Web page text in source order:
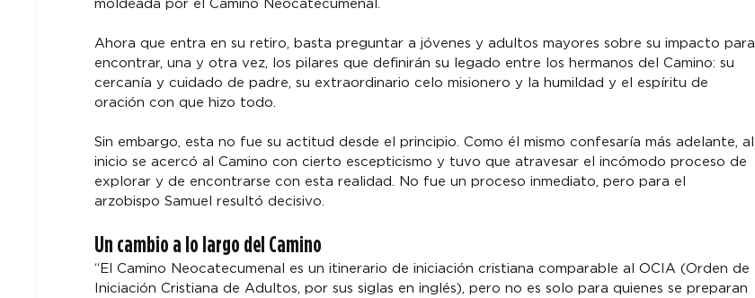
moldeada por el Camino Neocatecumenal.
Ahora que entra en su retiro, basta preguntar a jóvenes y adultos mayores sobre su impacto para
encontrar, una y otra vez, los pilares que definirán su legado entre los hermanos del Camino: su
cercanía y cuidado de padre, su extraordinario celo misionero y la humildad y el espíritu de
oración con que hizo todo.
Sin embargo, esta no fue su actitud desde el principio. Como él mismo confesaría más adelante, al
inicio se acercó al Camino con cierto escepticismo y tuvo que atravesar el incómodo proceso de
explorar y de encontrarse con esta realidad. No fue un proceso inmediato, pero para el
arzobispo Samuel resultó decisivo.
Un cambio a lo largo del Camino
“El Camino Neocatecumenal es un itinerario de iniciación cristiana comparable al OCIA (Orden de
Iniciación Cristiana de Adultos, por sus siglas en inglés), pero no es solo para quienes se preparan